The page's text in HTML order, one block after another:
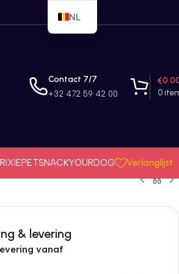
Contact 7/7
+32 472 59 42 00 0
€
PETSNACKYOURDOG
Verlanglijst
& levering
vanaf
NL
EN